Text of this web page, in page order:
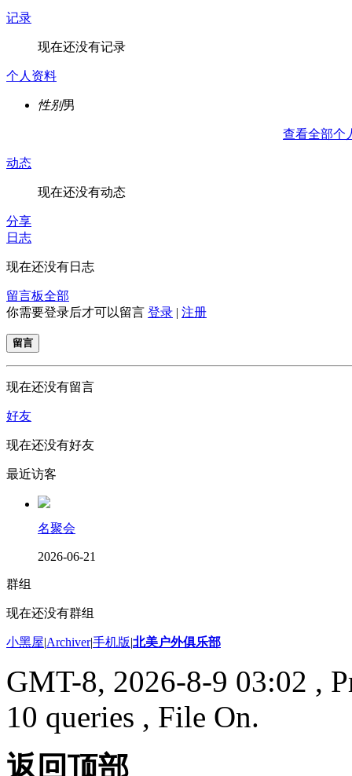
记录
现在还没有记录
个人资料
性别男
查看全部个
动态
现在还没有动态
分享
日志
现在还没有日志
留言板全部
你需要登录后才可以留言 登录 | 注册
留言
现在还没有留言
好友
现在还没有好友
最近访客
名聚会
2026-06-21
群组
现在还没有群组
小黑屋|Archiver|手机版|北美户外俱乐部
GMT-8, 2026-8-9 03:02 ,
10 queries , File On.
返回顶部